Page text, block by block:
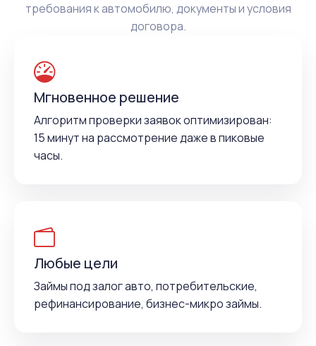
требования к автомобилю, документы и условия
договора.
Мгновенное решение
Алгоритм проверки заявок оптимизирован:
15 минут на рассмотрение даже в пиковые
часы.
Любые цели
Займы под залог авто, потребительские,
рефинансирование, бизнес-микро займы.